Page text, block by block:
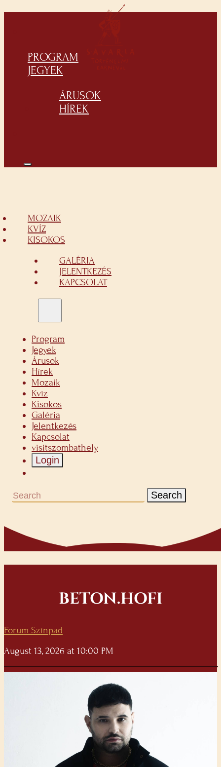
PROGRAM
JEGYEK
ÁRUSOK
HÍREK
MOZAIK
KVÍZ
KISOKOS
GALÉRIA
JELENTKEZÉS
KAPCSOLAT
Program
Jegyek
Árusok
Hírek
Mozaik
Kvíz
Kisokos
Galéria
Jelentkezés
Kapcsolat
visitszombathely
Login
Search
BETON.HOFI
Forum Színpad
August 13, 2026 at 10:00 PM